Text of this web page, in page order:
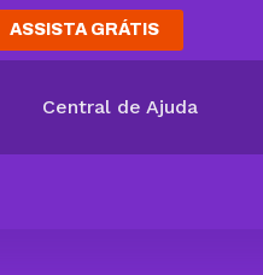
ASSISTA GRÁTIS
Central de Ajuda